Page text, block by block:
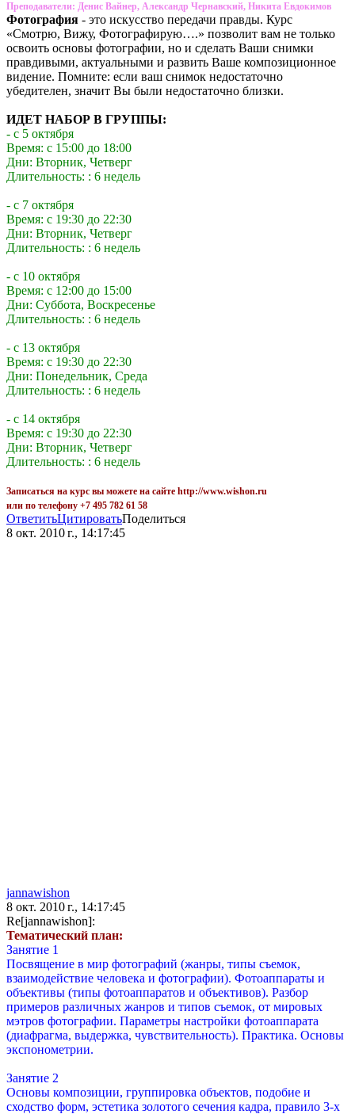
Преподаватели: Денис Вайнер, Александр Чернавский, Никита Евдокимов
Фотография - это искусство передачи правды. Курс
«Смотрю, Вижу, Фотографирую….» позволит вам не только
освоить основы фотографии, но и сделать Ваши снимки
правдивыми, актуальными и развить Ваше композиционное
видение. Помните: если ваш снимок недостаточно
убедителен, значит Вы были недостаточно близки.
ИДЕТ НАБОР В ГРУППЫ:
- с 5 октября
Время: с 15:00 до 18:00
Дни: Вторник, Четверг
Длительность: : 6 недель
- с 7 октября
Время: с 19:30 до 22:30
Дни: Вторник, Четверг
Длительность: : 6 недель
- с 10 октября
Время: с 12:00 до 15:00
Дни: Суббота, Воскресенье
Длительность: : 6 недель
- с 13 октября
Время: с 19:30 до 22:30
Дни: Понедельник, Среда
Длительность: : 6 недель
- с 14 октября
Время: с 19:30 до 22:30
Дни: Вторник, Четверг
Длительность: : 6 недель
Записаться на курс вы можете на сайте http://www.wishon.ru
или по телефону +7 495 782 61 58
ОтветитьЦитироватьПоделиться
8 окт. 2010 г., 14:17:45
jannawishon
8 окт. 2010 г., 14:17:45
Re[jannawishon]:
Тематический план:
Занятие 1
Посвящение в мир фотографий (жанры, типы съемок,
взаимодействие человека и фотографии). Фотоаппараты и
объективы (типы фотоаппаратов и объективов). Разбор
примеров различных жанров и типов съемок, от мировых
мэтров фотографии. Параметры настройки фотоаппарата
(диафрагма, выдержка, чувствительность). Практика. Основы
экспонометрии.
Занятие 2
Основы композиции, группировка объектов, подобие и
сходство форм, эстетика золотого сечения кадра, правило 3-х